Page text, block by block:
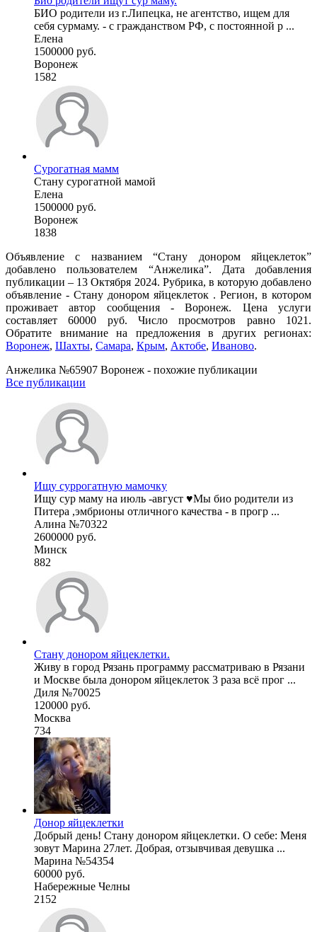
БИО родители из г.Липецка, не агентство, ищем для
себя сурмаму. - с гражданством РФ, с постоянной р ...
Елена
1500000 руб.
Воронеж
1582
Сурогатная мамм
Стану сурогатной мамой
Елена
1500000 руб.
Воронеж
1838
Объявление с названием “Стану донором яйцеклеток”
добавлено пользователем “Анжелика”. Дата добавления
публикации – 13 Октября 2024. Рубрика, в которую добавлено
объявление - Стану донором яйцеклеток . Регион, в котором
проживает автор сообщения - Воронеж. Цена услуги
составляет 60000 руб. Число просмотров равно 1021.
Обратите внимание на предложения в других регионах:
Воронеж, Шахты, Самара, Крым, Актобе, Иваново.
Анжелика №65907 Воронеж - похожие публикации
Все публикации
Ищу суррогатную мамочку
Ищу сур маму на июль -август ♥️Мы био родители из
Питера ,эмбрионы отличного качества - в прогр ...
Алина №70322
2600000 руб.
Минск
882
Стану донором яйцеклетки.
Живу в город Рязань программу рассматриваю в Рязани
и Москве была донором яйцеклеток 3 раза всё прог ...
Диля №70025
120000 руб.
Москва
734
Донор яйцеклетки
Добрый день! Стану донором яйцеклетки. О себе: Меня
зовут Марина 27лет. Добрая, отзывчивая девушка ...
Марина №54354
60000 руб.
Набережные Челны
2152